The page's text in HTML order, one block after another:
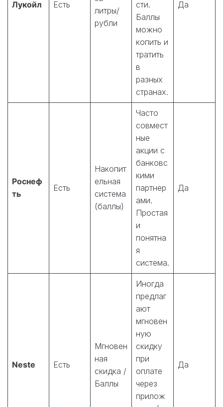
Лукойл Есть
литры/
рубли
сти.
Баллы
можно
копить и
тратить
в
разных
странах.
Да
Роснеф
ть
Есть
Накопит
ельная
система
(баллы)
Часто
совмест
ные
акции с
банковс
кими
партнер
ами.
Простая
и
понятна
я
система.
Да
Neste Есть
Мгновен
ная
скидка /
Баллы
Иногда
предлаг
ают
мгновен
ную
скидку
при
оплате
через
прилож
Да